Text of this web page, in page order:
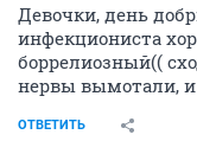
Девочки, день
инфекциониста
боррелиозный((
нервы вымотали,
ОТВЕТИТЬ